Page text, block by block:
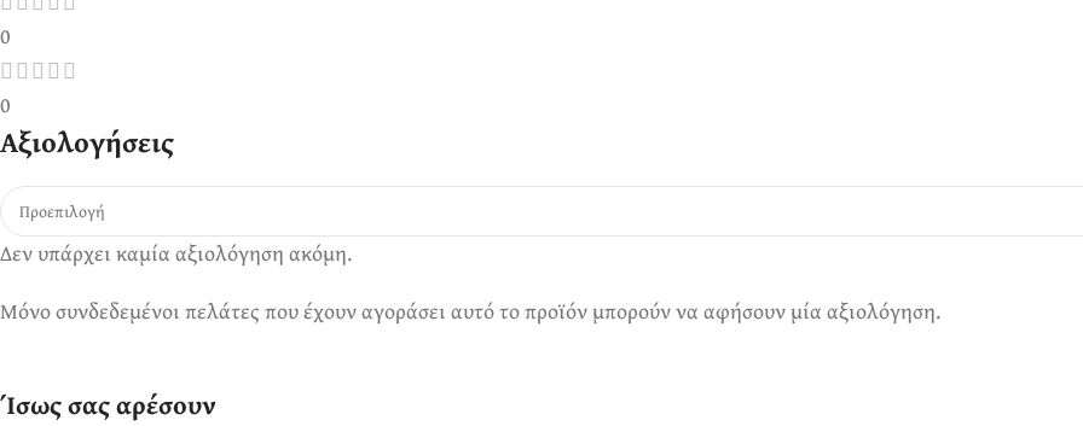
0
0
Αξιολογήσεις
Δεν υπάρχει καμία αξιολόγηση ακόμη.
Μόνο συνδεδεμένοι πελάτες που έχουν αγοράσει αυτό το προϊόν μπορούν να αφήσουν μία αξιολόγηση.
Ίσως σας αρέσουν